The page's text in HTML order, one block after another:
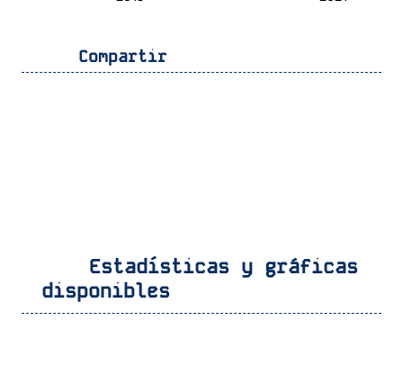
Compartir
Estadísticas y gráficas
disponibles